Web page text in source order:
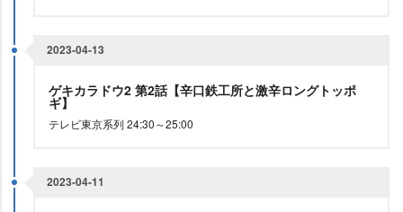
2023-04-13
ゲキカラドウ2 第2話【辛口鉄工所と激辛ロングトッポ
ギ】
テレビ東京系列 24:30～25:00
2023-04-11